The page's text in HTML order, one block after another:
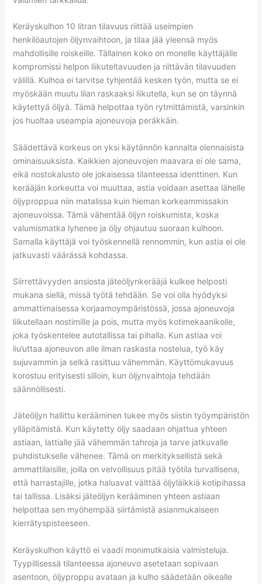
Keräyskulhon 10 litran tilavuus riittää useimpien
henkilöautojen öljynvaihtoon, ja tilaa jää yleensä myös
mahdollisille roiskeille. Tällainen koko on monelle käyttäjälle
kompromissi helpon liikuteltavuuden ja riittävän tilavuuden
välillä. Kulhoa ei tarvitse tyhjentää kesken työn, mutta se ei
myöskään muutu liian raskaaksi liikutella, kun se on täynnä
käytettyä öljyä. Tämä helpottaa työn rytmittämistä, varsinkin
jos huoltaa useampia ajoneuvoja peräkkäin.
Säädettävä korkeus on yksi käytännön kannalta olennaisista
ominaisuuksista. Kaikkien ajoneuvojen maavara ei ole sama,
eikä nostokalusto ole jokaisessa tilanteessa identtinen. Kun
kerääjän korkeutta voi muuttaa, astia voidaan asettaa lähelle
öljyproppua niin matalissa kuin hieman korkeammissakin
ajoneuvoissa. Tämä vähentää öljyn roiskumista, koska
valumismatka lyhenee ja öljy ohjautuu suoraan kulhoon.
Samalla käyttäjä voi työskennellä rennommin, kun astia ei ole
jatkuvasti väärässä kohdassa.
Siirrettävyyden ansiosta jäteöljynkerääjä kulkee helposti
mukana siellä, missä työtä tehdään. Se voi olla hyödyksi
ammattimaisessa korjaamoympäristössä, jossa ajoneuvoja
liikutellaan nostimille ja pois, mutta myös kotimekaanikolle,
joka työskentelee autotallissa tai pihalla. Kun astiaa voi
liu’uttaa ajoneuvon alle ilman raskasta nostelua, työ käy
sujuvammin ja selkä rasittuu vähemmän. Käyttömukavuus
korostuu erityisesti silloin, kun öljynvaihtoja tehdään
säännöllisesti.
Jäteöljyn hallittu kerääminen tukee myös siistin työympäristön
ylläpitämistä. Kun käytetty öljy saadaan ohjattua yhteen
astiaan, lattialle jää vähemmän tahroja ja tarve jatkuvalle
puhdistukselle vähenee. Tämä on merkityksellistä sekä
ammattilaisille, joilla on velvollisuus pitää työtila turvallisena,
että harrastajille, jotka haluavat välttää öljyläikkiä kotipihassa
tai tallissa. Lisäksi jäteöljyn kerääminen yhteen astiaan
helpottaa sen myöhempää siirtämistä asianmukaiseen
kierrätyspisteeseen.
Keräyskulhon käyttö ei vaadi monimutkaisia valmisteluja.
Tyypillisessä tilanteessa ajoneuvo asetetaan sopivaan
asentoon, öljyproppu avataan ja kulho säädetään oikealle